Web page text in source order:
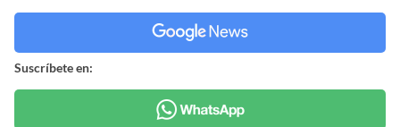
Suscríbete en: